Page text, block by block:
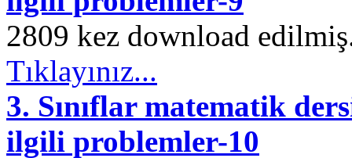
2809 kez download
Tıklayınız...
3. Sınıflar matematik
ilgili problemler-10